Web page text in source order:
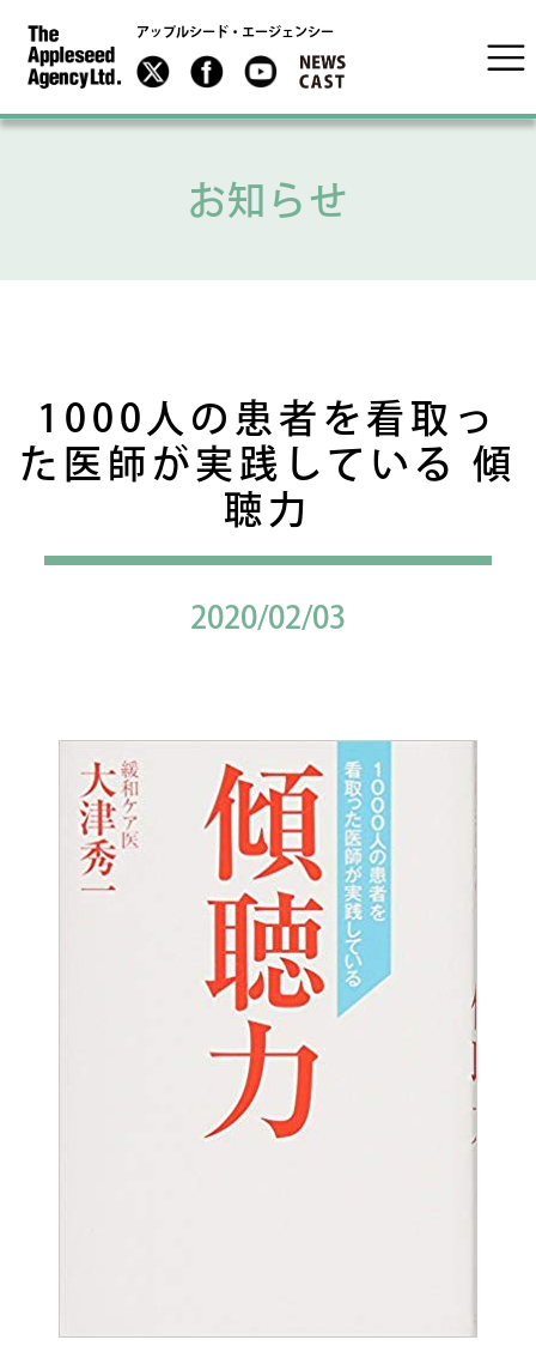
アップルシード・エージェンシー
お知らせ
1000人の患者を看取っ
た医師が実践している 傾
聴力
2020/02/03